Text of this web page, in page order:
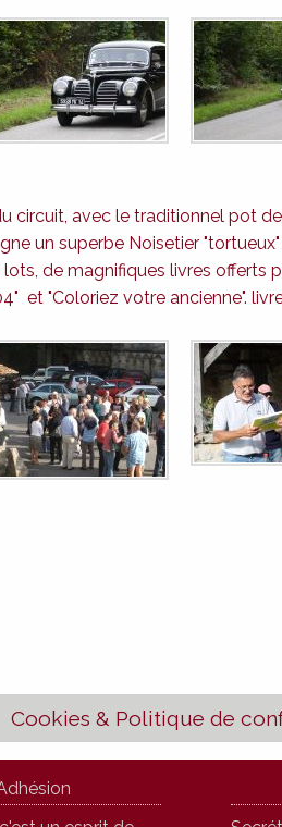
circuit, avec le traditionnel pot
un superbe Noisetier
lots, de magnifiques livres offerts
et "Coloriez votre ancienne".
Cookies & Politique de